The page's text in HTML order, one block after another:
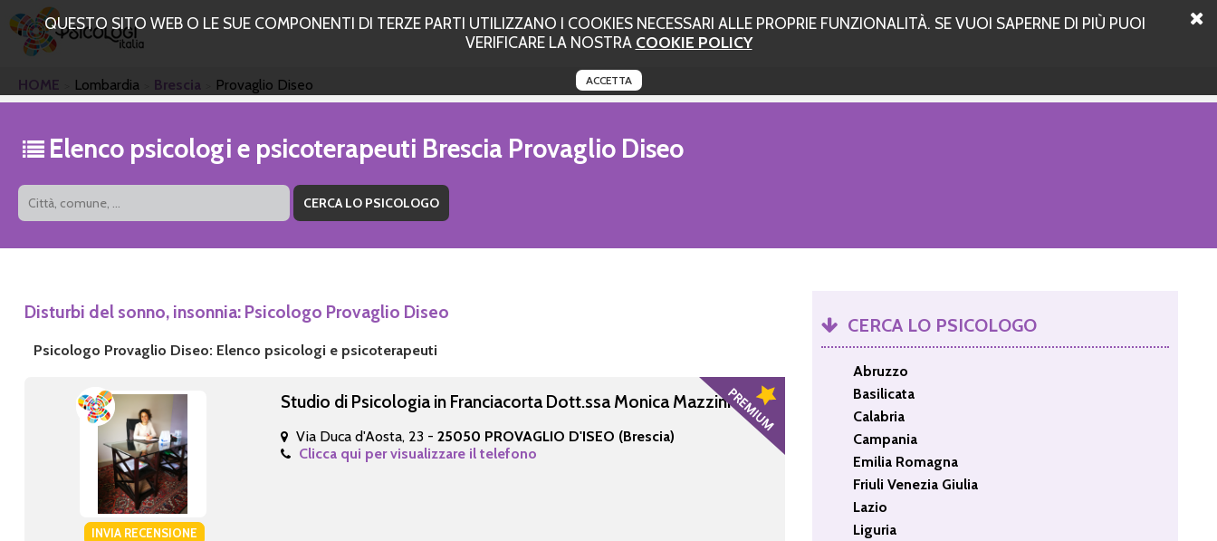
QUESTO SITO WEB O LE SUE COMPONENTI DI TERZE PARTI UTILIZZANO I COOKIES NECESSARI ALLE PROPRIE FUNZIONALITÀ. SE VUOI SAPERNE DI PIÙ PUOI
VERIFICARE LA NOSTRA COOKIE POLICY
ACCETTA
HOME Lombardia Brescia Provaglio Diseo
Elenco psicologi e psicoterapeuti Brescia Provaglio Diseo
Disturbi del sonno, insonnia: Psicologo Provaglio Diseo
Psicologo Provaglio Diseo: Elenco psicologi e psicoterapeuti
INVIA RECENSIONE
Studio di Psicologia in Franciacorta Dott.ssa Monica Mazzini
Via Duca d'Aosta, 23 -25050 PROVAGLIO D'ISEO (Brescia)
Clicca qui per visualizzare il telefono
CERCA LO PSICOLOGO
Abruzzo
Basilicata
Calabria
Campania
Emilia Romagna
Friuli Venezia Giulia
Lazio
Liguria